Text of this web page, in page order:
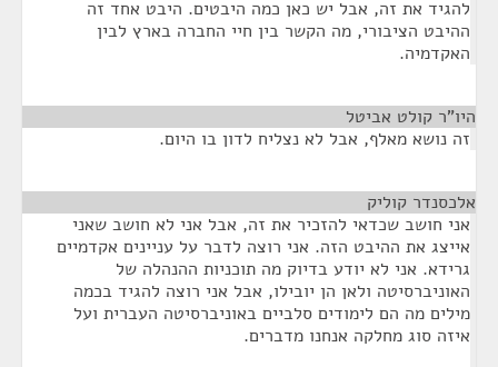
להגיד את זה, אבל יש כאן כמה היבטים. היבט אחד זה
ההיבט הציבורי, מה הקשר בין חיי החברה בארץ לבין
האקדמיה.
היו"ר קולט אביטל
זה נושא מאלף, אבל לא נצליח לדון בו היום.
אלכסנדר קוליק
אני חושב שכדאי להזכיר את זה, אבל אני לא חושב שאני
אייצג את ההיבט הזה. אני רוצה לדבר על עניינים אקדמיים
גרידא. אני לא יודע בדיוק מה תוכניות ההנהלה של
האוניברסיטה ולאן הן יובילו, אבל אני רוצה להגיד בכמה
מילים מה הם לימודים סלביים באוניברסיטה העברית ועל
איזה סוג מחלקה אנחנו מדברים.